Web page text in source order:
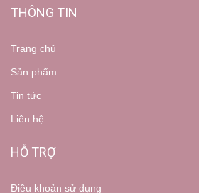
THÔNG TIN
Trang chủ
Sản phẩm
Tin tức
Liên hệ
HỖ TRỢ
Điều khoản sử dụng